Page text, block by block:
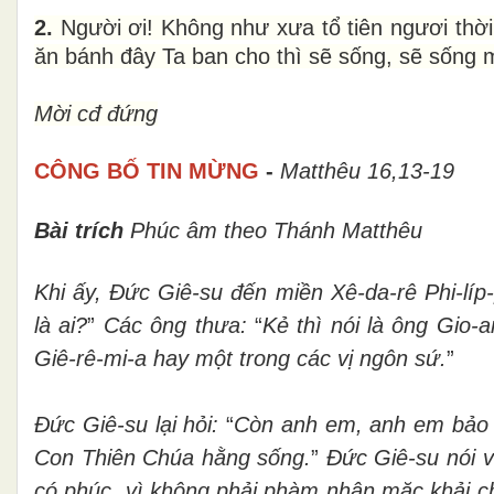
2. Người ơi! Không như xưa tổ tiên ngươi
ăn bánh đây Ta ban cho thì sẽ sống, sẽ
Mời cđ đứng
CÔNG BỐ TIN MỪNG - Matthêu 16,13-19
Bài trích Phúc âm theo Thánh Matthêu
Khi ấy, Đức Giê-su đến miền Xê-da-rê Phi-
là ai?” Các ông thưa: “Kẻ thì nói là ông Gio-
Giê-rê-mi-a hay một trong các vị ngôn sứ.”
Đức Giê-su lại hỏi: “Còn anh em, anh em
Con Thiên Chúa hằng sống.” Đức Giê-su nói